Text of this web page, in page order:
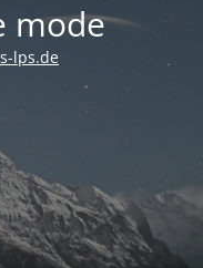
mode
lps.de